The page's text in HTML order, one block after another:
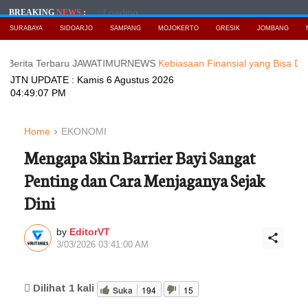
BREAKINGNEWS: Loading...
SURABAYA SIDOARJO SAMPANG MOJOKERTO GRESIK JOMBANG
JAWATIMURNEWSKebiasaan Finansial yang Bisa Dimulai di
JTN UPDATE : Kamis 6 Agustus 2026
04:49:09 PM
Home EKONOMI
Mengapa Skin Barrier Bayi Sangat
Penting dan Cara Menjaganya Sejak
Dini
by EditorVT
3/03/2026 03:41:00 AM
Dilihat 1 kali Suka 194 15